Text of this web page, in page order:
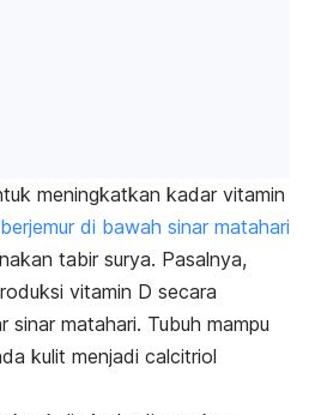
meningkatkan kadar vitamin
berjemur di bawah sinar matahari
tabir surya. Pasalnya,
vitamin D secara
matahari. Tubuh mampu
kulit menjadi calcitriol